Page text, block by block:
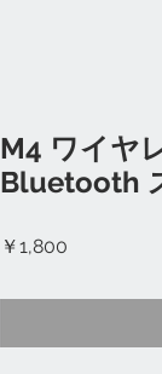
M4 ワイヤ
Bluetooth
￥1,800